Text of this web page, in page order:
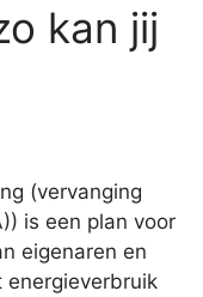
kan jij
(vervanging
is een plan voor
eigenaren en